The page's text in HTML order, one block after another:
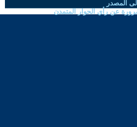
المصدر
عن رأي الحوار المتمدن